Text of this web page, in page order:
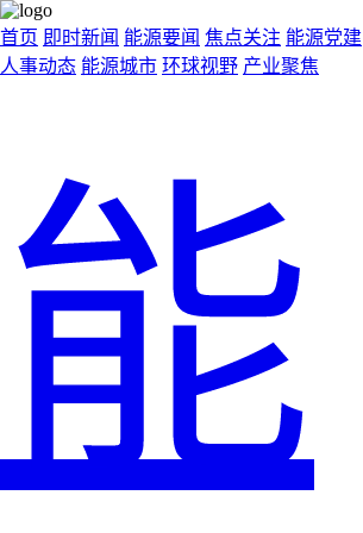
首页 即时新闻 能源要闻 焦点关注 能源党建
人事动态 能源城市 环球视野 产业聚焦
能